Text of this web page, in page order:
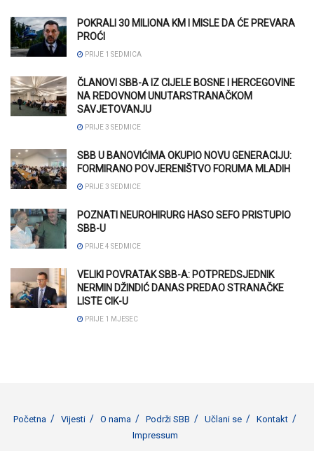
POKRALI 30 MILIONA KM I MISLE DA ĆE PREVARA
PROĆI
PRIJE 1 SEDMICA
ČLANOVI SBB-A IZ CIJELE BOSNE I HERCEGOVINE
NA REDOVNOM UNUTARSTRANAČKOM
SAVJETOVANJU
PRIJE 3 SEDMICE
SBB U BANOVIĆIMA OKUPIO NOVU GENERACIJU:
FORMIRANO POVJERENIŠTVO FORUMA MLADIH
PRIJE 3 SEDMICE
POZNATI NEUROHIRURG HASO SEFO PRISTUPIO
SBB-U
PRIJE 4 SEDMICE
VELIKI POVRATAK SBB-A: POTPREDSJEDNIK
NERMIN DŽINDIĆ DANAS PREDAO STRANAČKE
LISTE CIK-U
PRIJE 1 MJESEC
Početna Vijesti O nama Podrži SBB Učlani se
Kontakt
Impressum